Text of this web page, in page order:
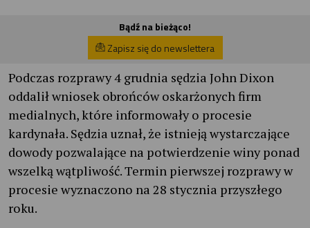
Bądź na bieżąco!
Zapisz się do newslettera
Podczas rozprawy 4 grudnia sędzia John Dixon
oddalił wniosek obrońców oskarżonych firm
medialnych, które informowały o procesie
kardynała. Sędzia uznał, że istnieją wystarczające
dowody pozwalające na potwierdzenie winy ponad
wszelką wątpliwość. Termin pierwszej rozprawy w
procesie wyznaczono na 28 stycznia przyszłego
roku.